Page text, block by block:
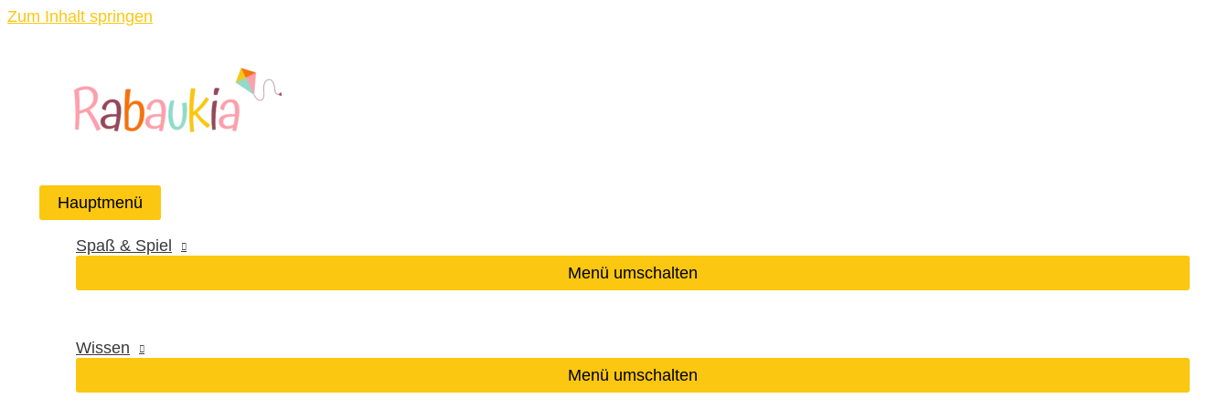
Zum Inhalt springen
Hauptmenü
Spaß & Spiel
Menü umschalten
Wissen
Menü umschalten